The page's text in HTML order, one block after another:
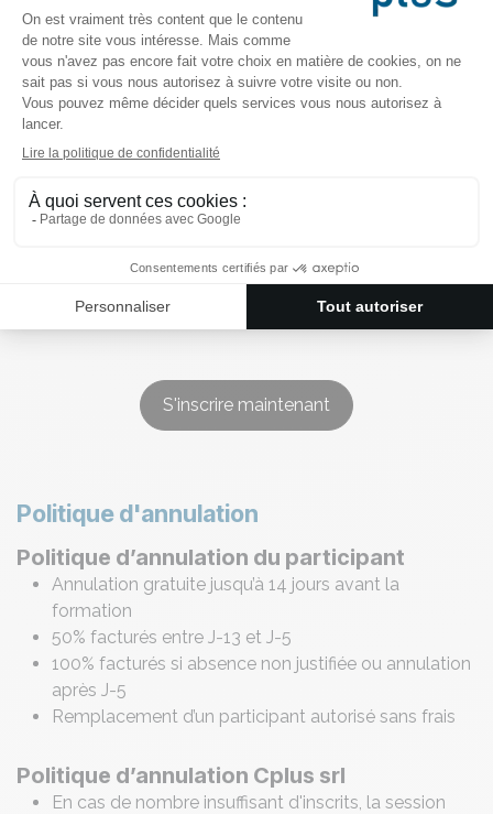
Tarif
490€ HTVA pour la journée
complète de formation
Pauses-café et repas inclus
Accueil café dès 8h45
S'inscrire maintenant
Politique d'annulation
Politique d’annulation du participant
Annulation gratuite jusqu’à 14 jours avant la
formation
50% facturés entre J-13 et J-5
100% facturés si absence non justifiée ou annulation
après J-5
Remplacement d’un participant autorisé sans frais
Politique d’annulation Cplus srl
En cas de nombre insuffisant d'inscrits, la session